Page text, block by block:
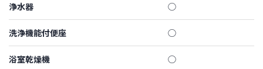
浄水器 ◯
洗浄機能付便座 ◯
浴室乾燥機 ◯